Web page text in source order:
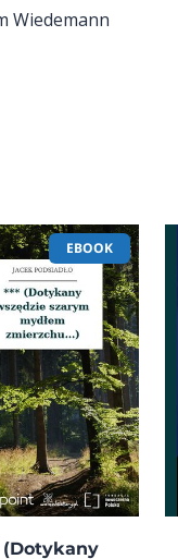
Wiedemann
EBOOK
(Dotykany